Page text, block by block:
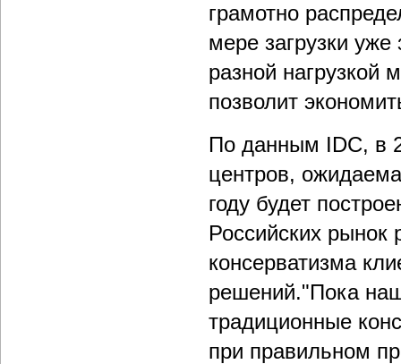
грамотно
мере загрузки
разной нагрузкой
позволит
По данным IDC, в
центров,
году будет
Российских рынок
консерватизма
решений."Пока
традиционные
при правильном